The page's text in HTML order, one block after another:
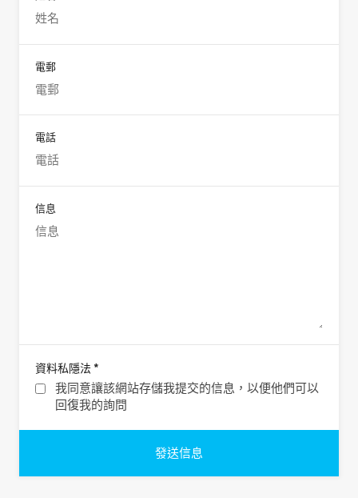
電郵
電話
信息
資料私隱法 *
我同意讓該網站存儲我提交的信息，以便他們可以
回復我的詢問